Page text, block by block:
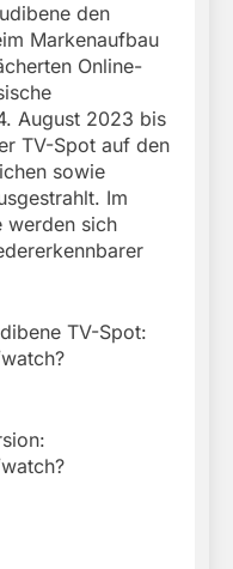
den
Markenaufbau
Online-
August 2023 bis
TV-Spot auf den
sowie
Im
werden sich
TV-Spot: